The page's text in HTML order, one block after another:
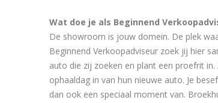
Wat doe je als Beginnend
De showroom is jouw domein. De plek
Beginnend Verkoopadviseur zoek jij hier
auto die zij zoeken en plant een proefrit
ophaaldag in van hun nieuwe auto. Je
dan ook een speciaal moment van.